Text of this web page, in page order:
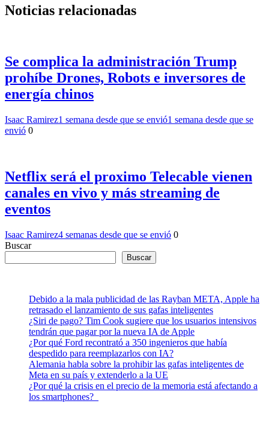
Noticias relacionadas
Se complica la administración Trump
prohíbe Drones, Robots e inversores de
energía chinos
Isaac Ramirez1 semana desde que se envió1 semana desde que se
envió 0
Netflix será el proximo Telecable vienen
canales en vivo y más streaming de
eventos
Isaac Ramirez4 semanas desde que se envió 0
Buscar
Buscar
Debido a la mala publicidad de las Rayban META, Apple ha
retrasado el lanzamiento de sus gafas inteligentes
¿Siri de pago? Tim Cook sugiere que los usuarios intensivos
tendrán que pagar por la nueva IA de Apple
¿Por qué Ford recontrató a 350 ingenieros que había
despedido para reemplazarlos con IA?
Alemania habla sobre la prohibir las gafas inteligentes de
Meta en su país y extenderlo a la UE
¿Por qué la crisis en el precio de la memoria está afectando a
los smartphones?